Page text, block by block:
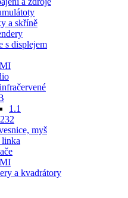
a skříně
s displejem
1.1
myš
linka
a kvadrátory